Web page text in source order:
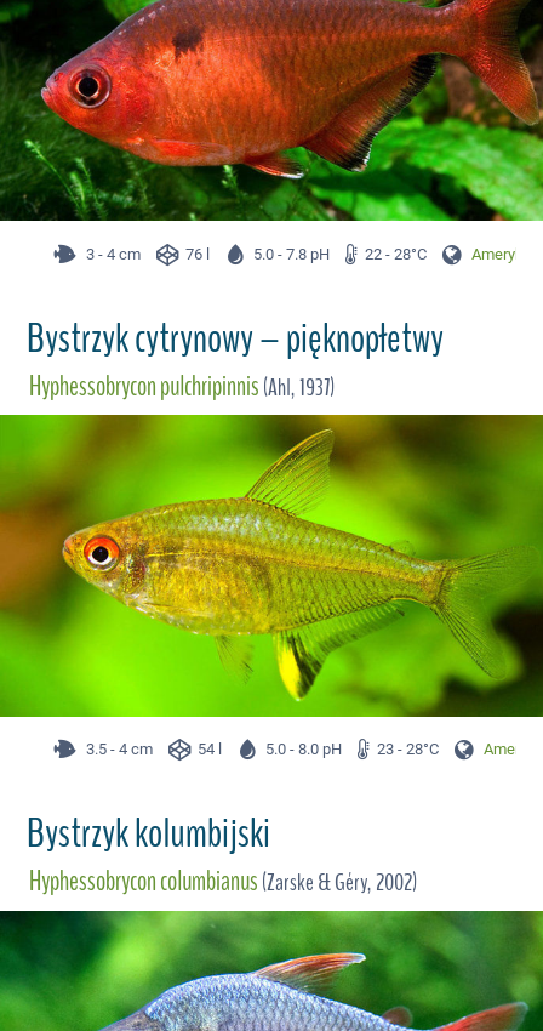
3 - 4 cm 76 l 5.0 - 7.8 pH 22 - 28°C Ameryka
Bystrzyk cytrynowy – pięknopłetwy
Hyphessobrycon pulchripinnis(Ahl, 1937)
3.5 - 4 cm 54 l 5.0 - 8.0 pH 23 - 28°C
Bystrzyk kolumbijski
Hyphessobrycon columbianus(Zarske & Géry, 2002)